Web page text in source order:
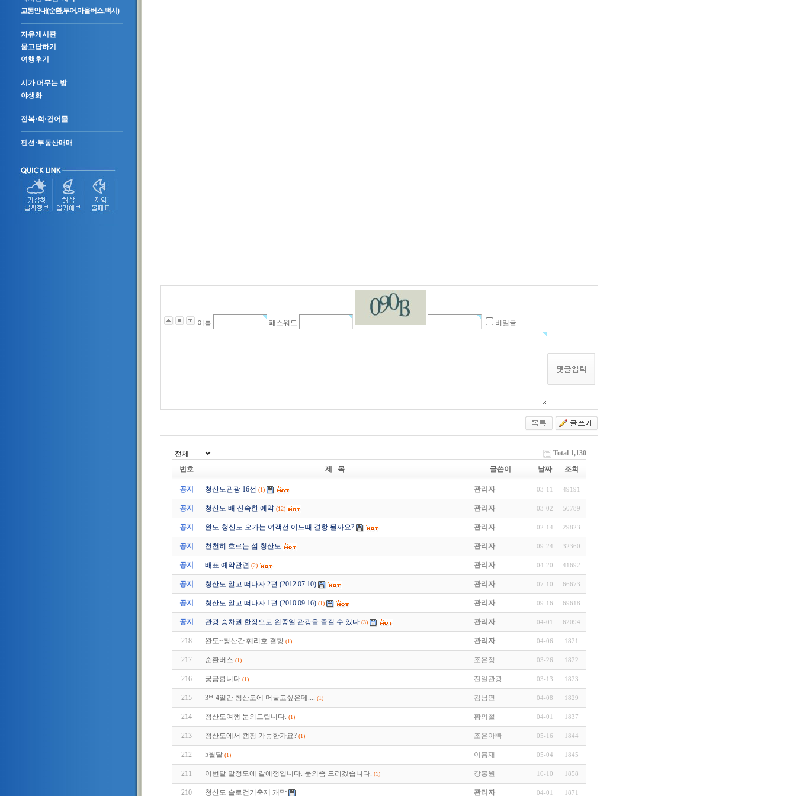
교통안내(순환,투어,마을버스,택시)
자유게시판
묻고답하기
여행후기
시가 머무는 방
야생화
전복·회·건어물
펜션·부동산매매
이름 패스워드 비밀글
Total 1,130
번호
제 목 글쓴이 날짜 조회
공지 청산도관광 16선 (1) 관리자 03-11 49191
공지 청산도 배 신속한 예약 (12) 관리자 03-02 50789
공지 완도-청산도 오가는 여객선 어느때 결항 될까요? 관리자 02-14 29823
공지 천천히 흐르는 섬 청산도 관리자 09-24 32360
공지 배표 예약관련 (2) 관리자 04-20 41692
공지 청산도 알고 떠나자 2편 (2012.07.10) 관리자 07-10 66673
공지 청산도 알고 떠나자 1편 (2010.09.16) (1) 관리자 09-16 69618
공지 관광 승차권 한장으로 왼종일 관광을 즐길 수 있다 (3) 관리자 04-01 62094
218 완도~청산간 훼리호 결항 (1) 관리자 04-06 1821
217 순환버스 (1) 조은정 03-26 1822
216 궁금합니다 (1) 전일관광 03-13 1823
215 3박4일간 청산도에 머물고싶은데.... (1) 김남연 04-08 1829
214 청산도여행 문의드립니다. (1) 황의철 04-01 1837
213 청산도에서 캠핑 가능한가요? (1) 조은아빠 05-16 1844
212 5월달 (1) 이홍재 05-04 1845
211 이번달 말정도에 갈예정입니다. 문의좀 드리겠습니다. (1) 강홍원 10-10 1858
210 청산도 슬로걷기축제 개막 관리자 04-01 1871